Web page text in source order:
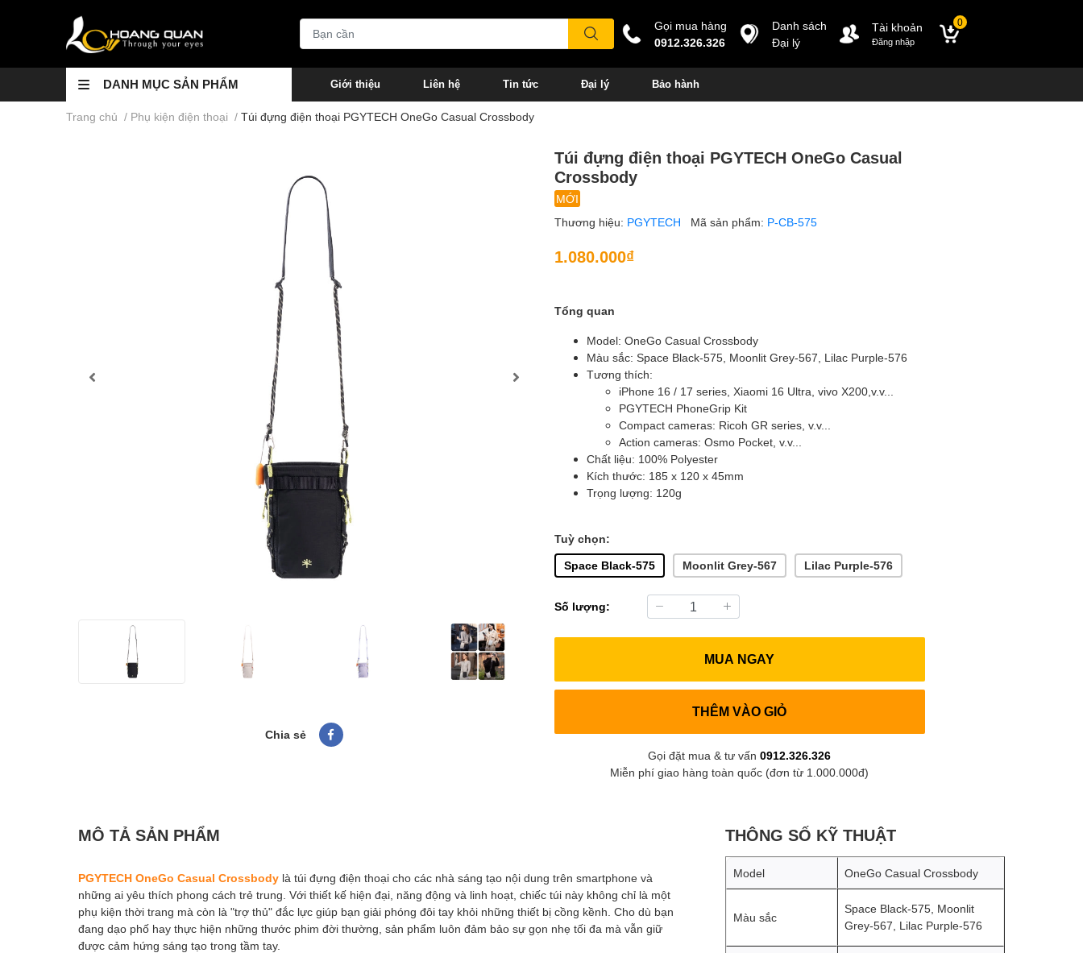
Gọi mua hàng
0912.326.326
Danh sách
Đại lý
Tài khoản
Đăng nhập
0
DANH MỤC SẢN PHẨM Giới thiệu Liên hệ Tin tức Đại lý Bảo hành
Trang chủ / Phụ kiện điện thoại / Túi đựng điện thoại PGYTECH OneGo Casual Crossbody
Chia sẻ
Túi đựng điện thoại PGYTECH OneGo Casual
Crossbody
MỚI
Thương hiệu: PGYTECH Mã sản phẩm: P-CB-575
1.080.000₫
Tổng quan
Model: OneGo Casual Crossbody
Màu sắc: Space Black-575, Moonlit Grey-567, Lilac Purple-576
Tương thích:
iPhone 16 / 17 series, Xiaomi 16 Ultra, vivo X200,v.v...
PGYTECH PhoneGrip Kit
Compact cameras: Ricoh GR series, v.v...
Action cameras: Osmo Pocket, v.v...
Chất liệu: 100% Polyester
Kích thước: 185 x 120 x 45mm
Trọng lượng: 120g
Tuỳ chọn:
Space Black-575
Moonlit Grey-567 Lilac Purple-576
Số lượng:
MUA NGAY
THÊM VÀO GIỎ
Gọi đặt mua & tư vấn0912.326.326
Miễn phí giao hàng toàn quốc (đơn từ 1.000.000đ)
MÔ TẢ SẢN PHẨM
PGYTECH OneGo Casual Crossbody là túi đựng điện thoại cho các nhà sáng tạo nội dung trên smartphone và
những ai yêu thích phong cách trẻ trung. Với thiết kế hiện đại, năng động và linh hoạt, chiếc túi này không chỉ là một
phụ kiện thời trang mà còn là "trợ thủ" đắc lực giúp bạn giải phóng đôi tay khỏi những thiết bị cồng kềnh. Cho dù bạn
đang dạo phố hay thực hiện những thước phim đời thường, sản phẩm luôn đảm bảo sự gọn nhẹ tối đa mà vẫn giữ
được cảm hứng sáng tạo trong tầm tay.
THÔNG SỐ KỸ THUẬT
Model OneGo Casual Crossbody
Màu sắc
Space Black-575, Moonlit
Grey-567, Lilac Purple-576